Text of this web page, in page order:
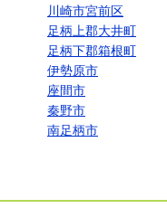
川崎市宮前区
足柄上郡大井町
足柄下郡箱根町
伊勢原市
座間市
秦野市
南足柄市